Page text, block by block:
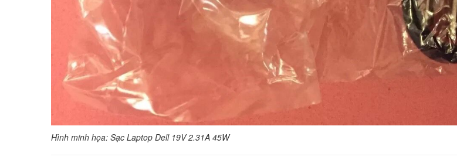
Hình minh họa: Sạc Laptop Dell 19V 2.31A 45W